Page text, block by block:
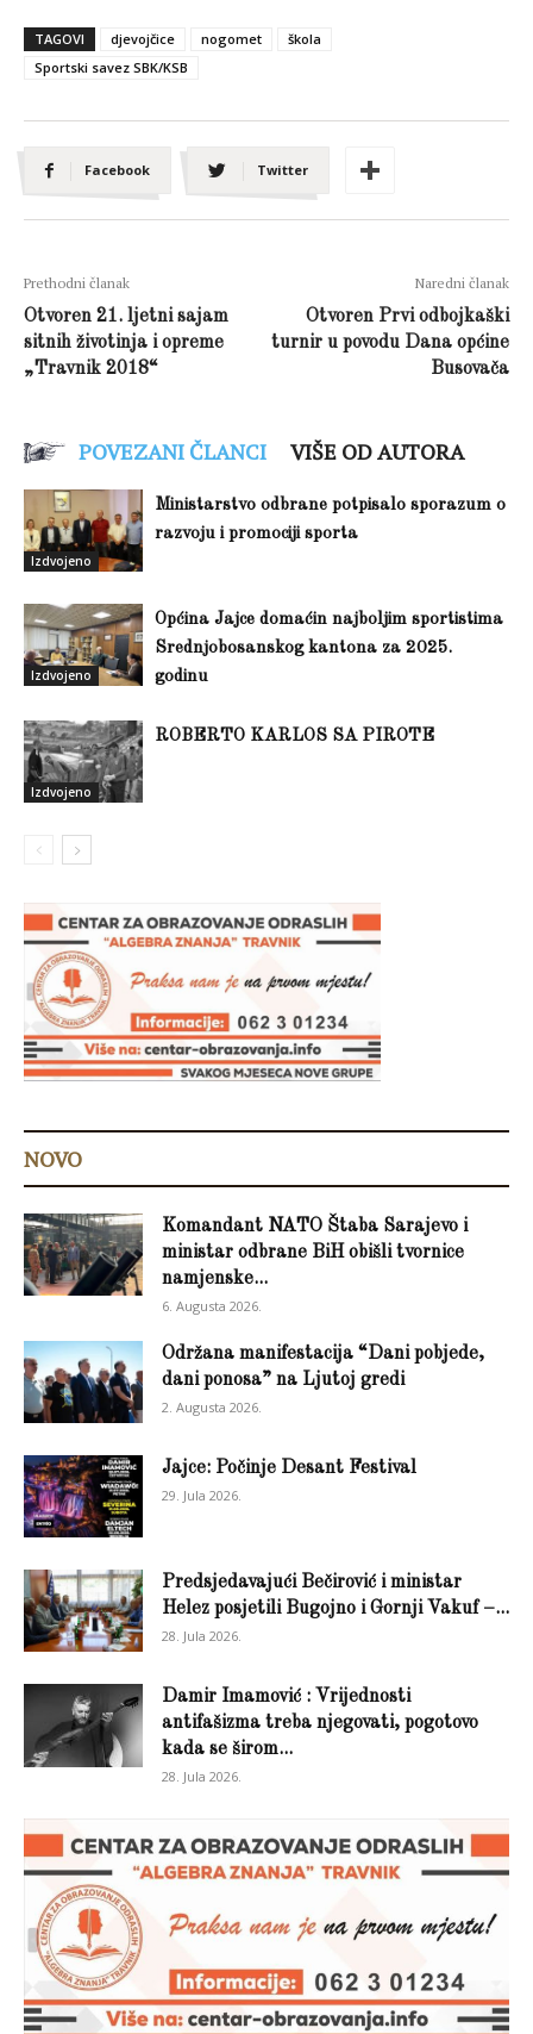
TAGOVI djevojčice nogomet
škola
Sportski savez SBK/KSB
Facebook Twitter
Prethodni članak
Otvoren 21. ljetni sajam
sitnih životinja i opreme
„Travnik 2018“
Naredni članak
Otvoren Prvi odbojkaški
turnir u povodu Dana općine
Busovača
POVEZANI ČLANCI VIŠE OD AUTORA
Izdvojeno
Ministarstvo odbrane potpisalo sporazum o
razvoju i promociji sporta
Izdvojeno
Općina Jajce domaćin najboljim sportistima
Srednjobosanskog kantona za 2025.
godinu
Izdvojeno
ROBERTO KARLOS SA PIROTE
NOVO
Komandant NATO Štaba Sarajevo i
ministar odbrane BiH obišli tvornice
namjenske...
6. Augusta 2026.
Održana manifestacija “Dani pobjede,
dani ponosa” na Ljutoj gredi
2. Augusta 2026.
Jajce: Počinje Desant Festival
29. Jula 2026.
Predsjedavajući Bečirović i ministar
Helez posjetili Bugojno i Gornji Vakuf –...
28. Jula 2026.
Damir Imamović : Vrijednosti
antifašizma treba njegovati, pogotovo
kada se širom...
28. Jula 2026.